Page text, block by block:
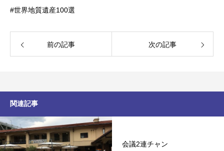
#世界地質遺産100選
前の記事 次の記事
関連記事
会議2連チャン